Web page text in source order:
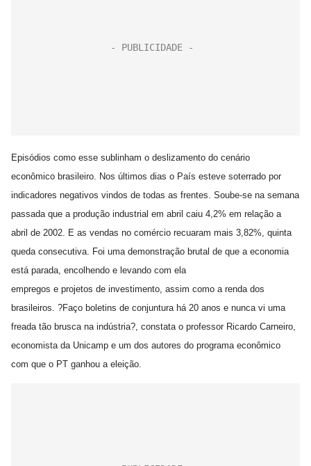
Episódios como esse sublinham o deslizamento do cenário
econômico brasileiro. Nos últimos dias o País esteve soterrado por
indicadores negativos vindos de todas as frentes. Soube-se na semana
passada que a produção industrial em abril caiu 4,2% em relação a
abril de 2002. E as vendas no comércio recuaram mais 3,82%, quinta
queda consecutiva. Foi uma demonstração brutal de que a economia
está parada, encolhendo e levando com ela
empregos e projetos de investimento, assim como a renda dos
brasileiros. ?Faço boletins de conjuntura há 20 anos e nunca vi uma
freada tão brusca na indústria?, constata o professor Ricardo Carneiro,
economista da Unicamp e um dos autores do programa econômico
com que o PT ganhou a eleição.